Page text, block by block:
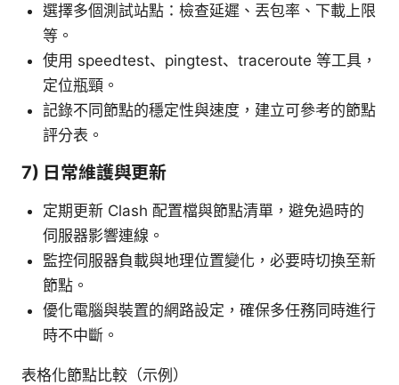
選擇多個測試站點：檢查延遲、丟包率、下載上限
等。
使用 speedtest、pingtest、traceroute 等工具，
定位瓶頸。
記錄不同節點的穩定性與速度，建立可參考的節點
評分表。
7) 日常維護與更新
定期更新 Clash 配置檔與節點清單，避免過時的
伺服器影響連線。
監控伺服器負載與地理位置變化，必要時切換至新
節點。
優化電腦與裝置的網路設定，確保多任務同時進行
時不中斷。
表格化節點比較（示例）